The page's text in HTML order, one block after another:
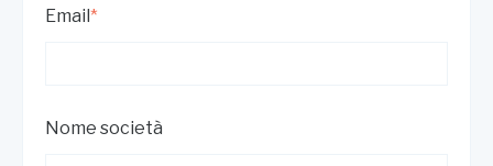
Email *
Nome società